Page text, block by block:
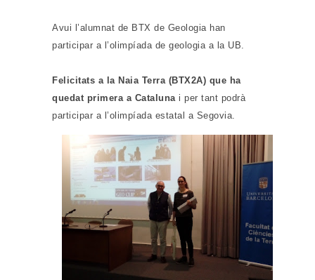
Avui l’alumnat de BTX de Geologia han
participar a l’olimpíada de geologia a la UB.
Felicitats a la Naia Terra (BTX2A) que ha
quedat primera a Catalunai per tant podrà
participar a l’olimpíada estatal a Segovia.